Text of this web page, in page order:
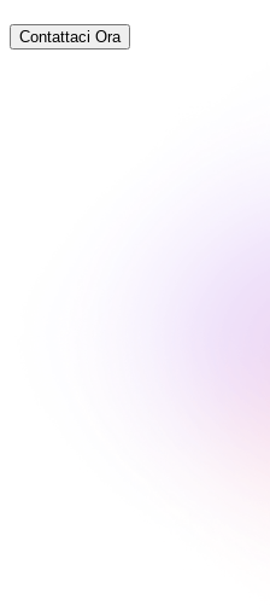
Contattaci Ora